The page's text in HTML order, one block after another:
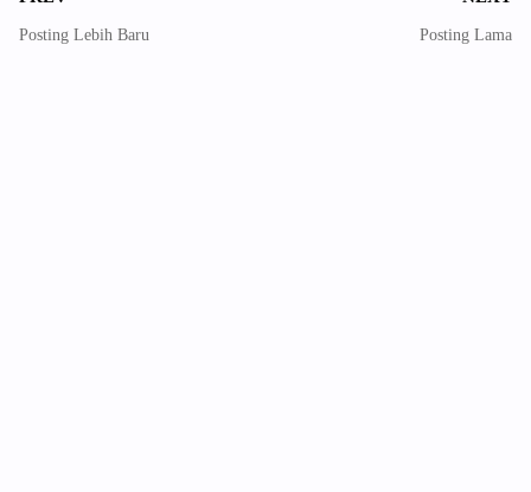
Posting Lebih Baru Posting Lama